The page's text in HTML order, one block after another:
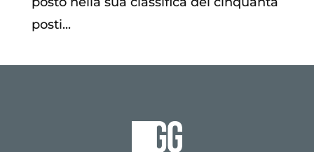
posti...